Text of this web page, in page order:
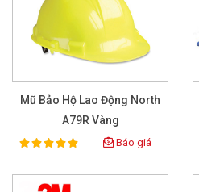
Mũ Bảo Hộ Lao Động North
A79R Vàng
Rating:
100% Báo giá